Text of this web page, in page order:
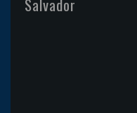
Salvador